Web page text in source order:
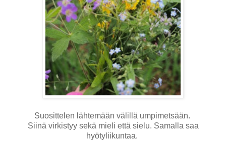
Suosittelen lähtemään välillä umpimetsään.
Siinä virkistyy sekä mieli että sielu. Samalla saa
hyötyliikuntaa.